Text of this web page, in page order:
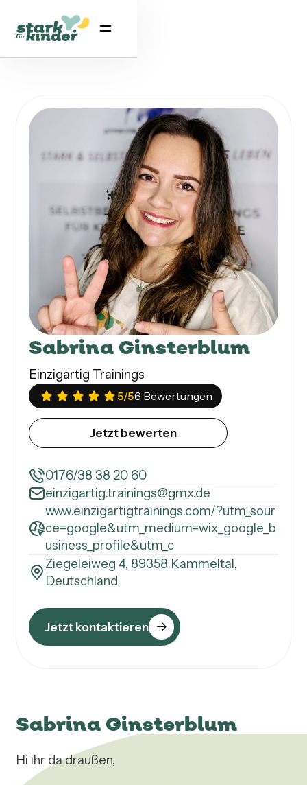
Sabrina Ginsterblum
Einzigartig Trainings
5/56 Bewertungen
Jetzt bewerten
0176/38 38 20 60
einzigartig.trainings@gmx.de
www.einzigartigtrainings.com/?utm_sour
ce=google&utm_medium=wix_google_b
usiness_profile&utm_c
Ziegeleiweg 4, 89358 Kammeltal,
Deutschland
Jetzt kontaktieren
Sabrina Ginsterblum
Hi ihr da draußen,